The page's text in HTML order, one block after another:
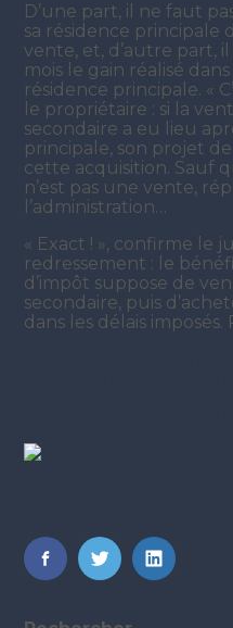
D’une part, il ne faut
sa résidence principale
vente, et, d’autre part,
mois le gain réalisé
résidence principale. «
le propriétaire : si la
secondaire a eu lieu
principale, son projet
cette acquisition. Sauf
n’est pas une vente,
l’administration…
« Exact ! », confirme le
redressement : le
d’impôt suppose de
secondaire, puis
dans les délais imposés.
FaceBook
TwitterLinkedIn